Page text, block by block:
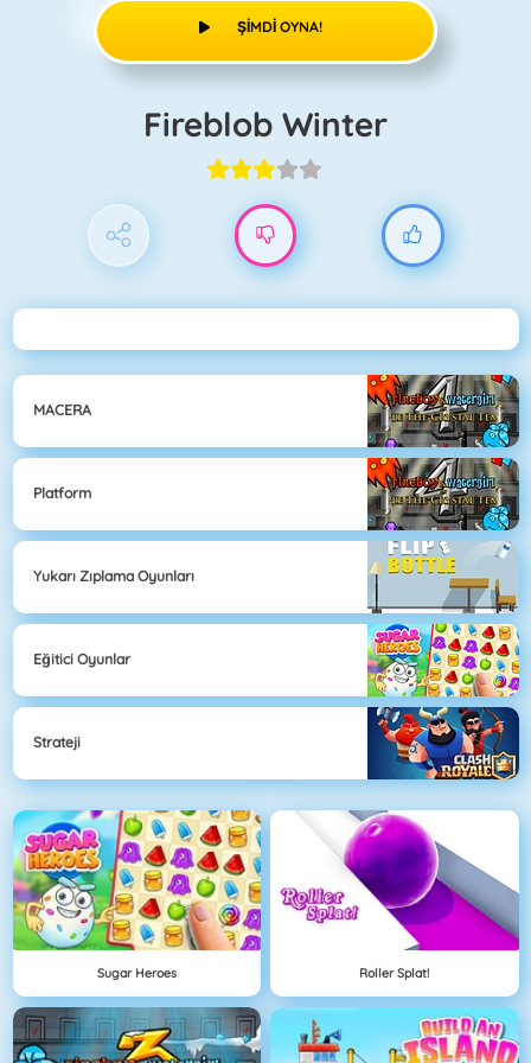
ŞIMDI OYNA!
Fireblob Winter
MACERA
Platform
Yukarı Zıplama Oyunları
Eğitici Oyunlar
Strateji
Sugar Heroes Roller Splat!